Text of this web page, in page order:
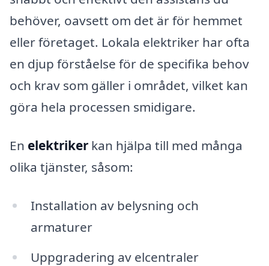
behöver, oavsett om det är för hemmet
eller företaget. Lokala elektriker har ofta
en djup förståelse för de specifika behov
och krav som gäller i området, vilket kan
göra hela processen smidigare.
En elektriker kan hjälpa till med många
olika tjänster, såsom:
Installation av belysning och
armaturer
Uppgradering av elcentraler